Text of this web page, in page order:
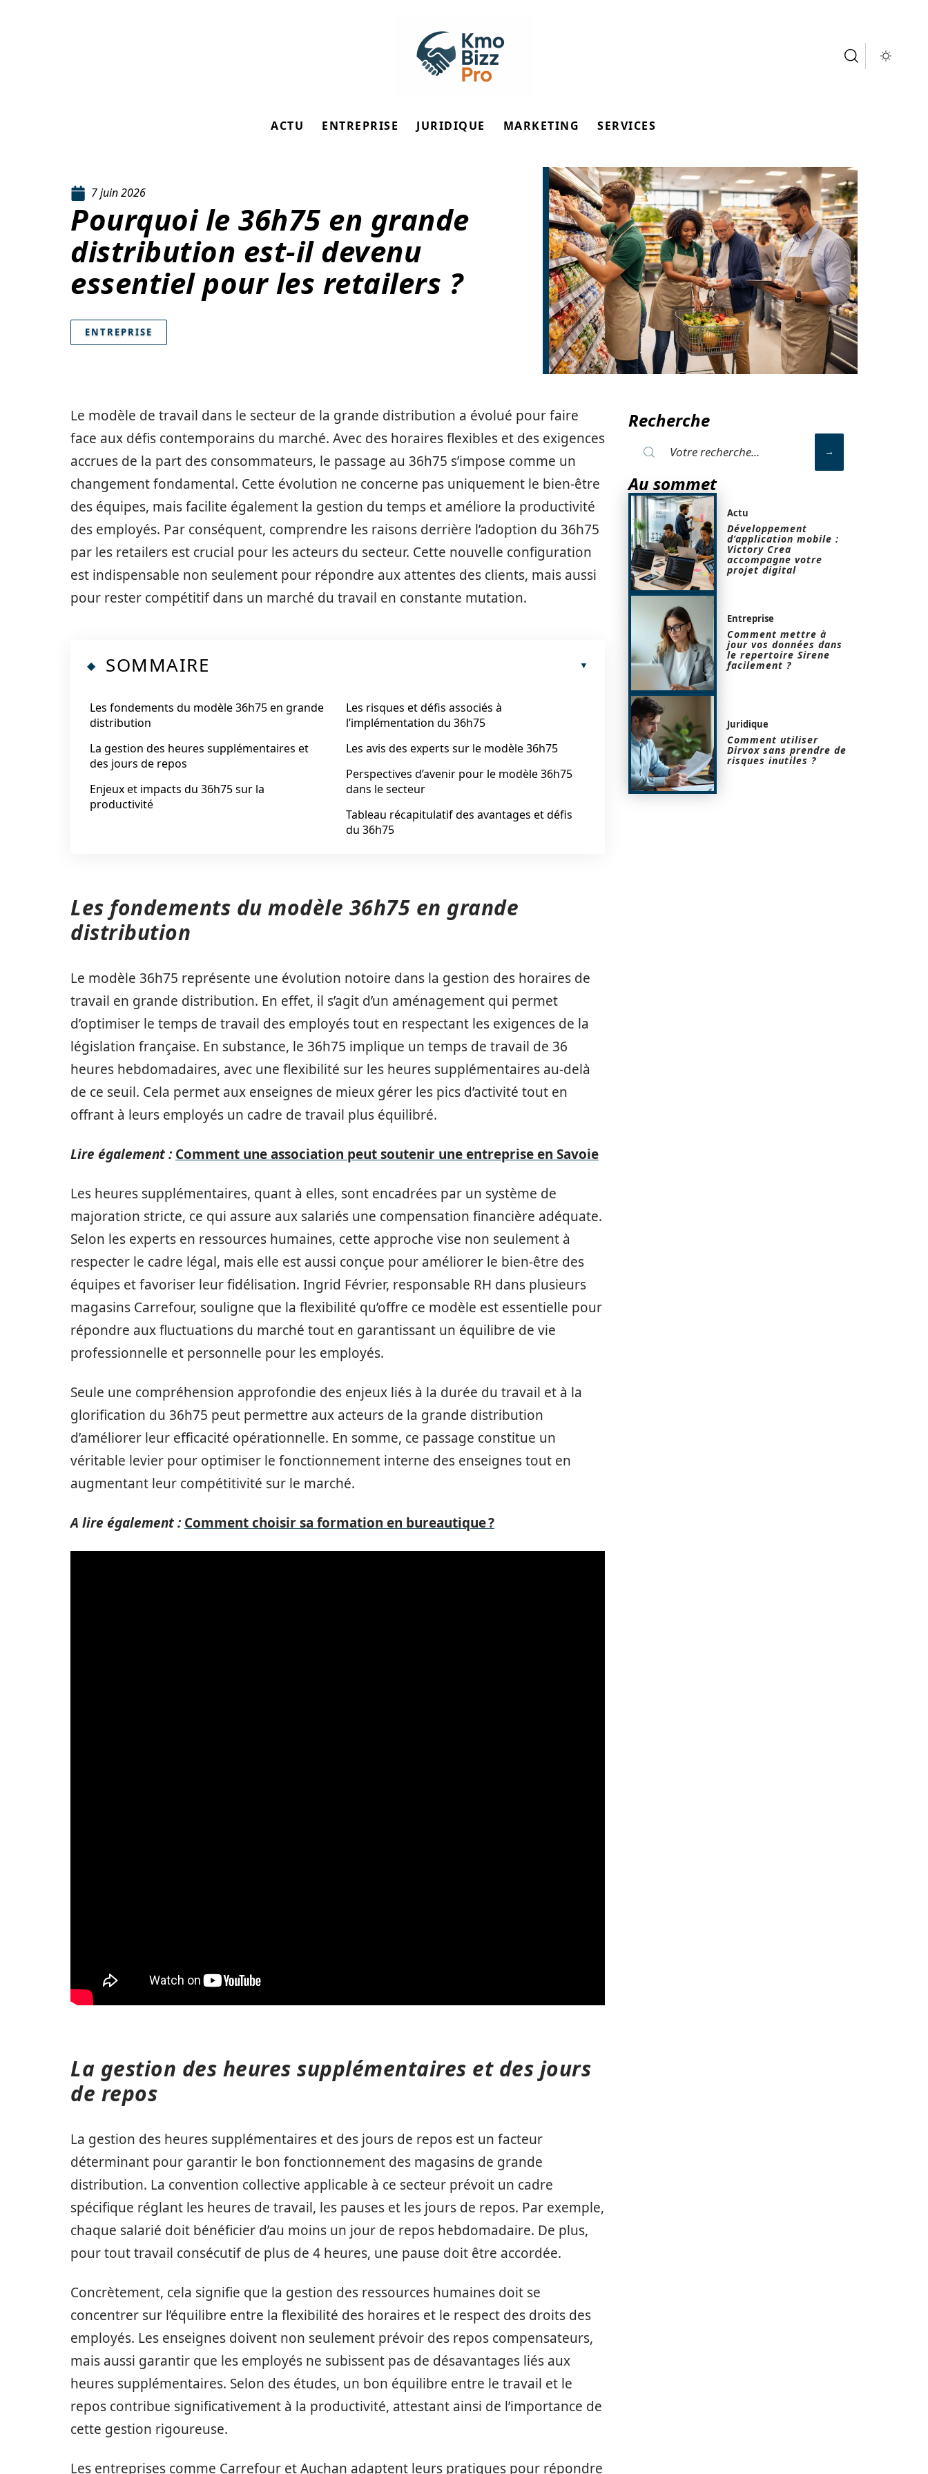
ACTU ENTREPRISE JURIDIQUE MARKETING SERVICES
7 juin 2026
Pourquoi le 36h75 en grande
distribution est-il devenu
essentiel pour les retailers ?
ENTREPRISE
Le modèle de travail dans le secteur de la grande distribution a évolué pour faire
face aux défis contemporains du marché. Avec des horaires flexibles et des exigences
accrues de la part des consommateurs, le passage au 36h75 s’impose comme un
changement fondamental. Cette évolution ne concerne pas uniquement le bien-être
des équipes, mais facilite également la gestion du temps et améliore la productivité
des employés. Par conséquent, comprendre les raisons derrière l’adoption du 36h75
par les retailers est crucial pour les acteurs du secteur. Cette nouvelle configuration
est indispensable non seulement pour répondre aux attentes des clients, mais aussi
pour rester compétitif dans un marché du travail en constante mutation.
SOMMAIRE
Les fondements du modèle 36h75 en grande
distribution
La gestion des heures supplémentaires et
des jours de repos
Enjeux et impacts du 36h75 sur la
productivité
Les risques et défis associés à
l’implémentation du 36h75
Les avis des experts sur le modèle 36h75
Perspectives d’avenir pour le modèle 36h75
dans le secteur
Tableau récapitulatif des avantages et défis
du 36h75
Les fondements du modèle 36h75 en grande
distribution
Le modèle 36h75 représente une évolution notoire dans la gestion des horaires de
travail en grande distribution. En effet, il s’agit d’un aménagement qui permet
d’optimiser le temps de travail des employés tout en respectant les exigences de la
législation française. En substance, le 36h75 implique un temps de travail de 36
heures hebdomadaires, avec une flexibilité sur les heures supplémentaires au-delà
de ce seuil. Cela permet aux enseignes de mieux gérer les pics d’activité tout en
offrant à leurs employés un cadre de travail plus équilibré.
Lire également : Comment une association peut soutenir une entreprise en Savoie
Les heures supplémentaires, quant à elles, sont encadrées par un système de
majoration stricte, ce qui assure aux salariés une compensation financière adéquate.
Selon les experts en ressources humaines, cette approche vise non seulement à
respecter le cadre légal, mais elle est aussi conçue pour améliorer le bien-être des
équipes et favoriser leur fidélisation. Ingrid Février, responsable RH dans plusieurs
magasins Carrefour, souligne que la flexibilité qu’offre ce modèle est essentielle pour
répondre aux fluctuations du marché tout en garantissant un équilibre de vie
professionnelle et personnelle pour les employés.
Seule une compréhension approfondie des enjeux liés à la durée du travail et à la
glorification du 36h75 peut permettre aux acteurs de la grande distribution
d’améliorer leur efficacité opérationnelle. En somme, ce passage constitue un
véritable levier pour optimiser le fonctionnement interne des enseignes tout en
augmentant leur compétitivité sur le marché.
A lire également : Comment choisir sa formation en bureautique ?
La gestion des heures supplémentaires et des jours
de repos
La gestion des heures supplémentaires et des jours de repos est un facteur
déterminant pour garantir le bon fonctionnement des magasins de grande
distribution. La convention collective applicable à ce secteur prévoit un cadre
spécifique réglant les heures de travail, les pauses et les jours de repos. Par exemple,
chaque salarié doit bénéficier d’au moins un jour de repos hebdomadaire. De plus,
pour tout travail consécutif de plus de 4 heures, une pause doit être accordée.
Concrètement, cela signifie que la gestion des ressources humaines doit se
concentrer sur l’équilibre entre la flexibilité des horaires et le respect des droits des
employés. Les enseignes doivent non seulement prévoir des repos compensateurs,
mais aussi garantir que les employés ne subissent pas de désavantages liés aux
heures supplémentaires. Selon des études, un bon équilibre entre le travail et le
repos contribue significativement à la productivité, attestant ainsi de l’importance de
cette gestion rigoureuse.
Les entreprises comme Carrefour et Auchan adaptent leurs pratiques pour répondre
Recherche
Au sommet
Actu
Développement
d’application mobile :
Victory Crea
accompagne votre
projet digital
Entreprise
Comment mettre à
jour vos données dans
le repertoire Sirene
facilement ?
Juridique
Comment utiliser
Dirvox sans prendre de
risques inutiles ?